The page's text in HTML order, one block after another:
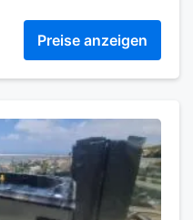
Preise anzeigen